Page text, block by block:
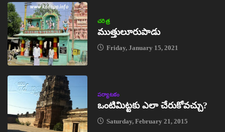
చరిత్ర
ముత్తులూరుపాడు
Friday, January 15, 2021
పర్యాటకం
ఒంటిమిట్టకు ఎలా చేరుకోవచ్చు?
Saturday, February 21, 2015